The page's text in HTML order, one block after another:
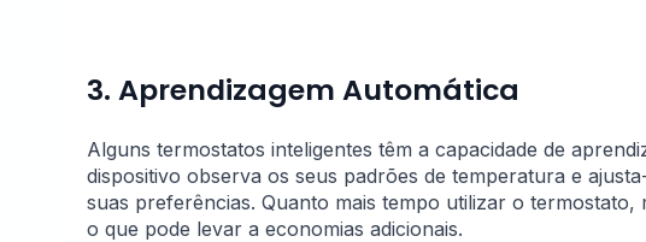
3. Aprendizagem Automática
Alguns termostatos inteligentes têm a capacidade de
dispositivo observa os seus padrões de temperatura e
suas preferências. Quanto mais tempo utilizar o termostato,
o que pode levar a economias adicionais.